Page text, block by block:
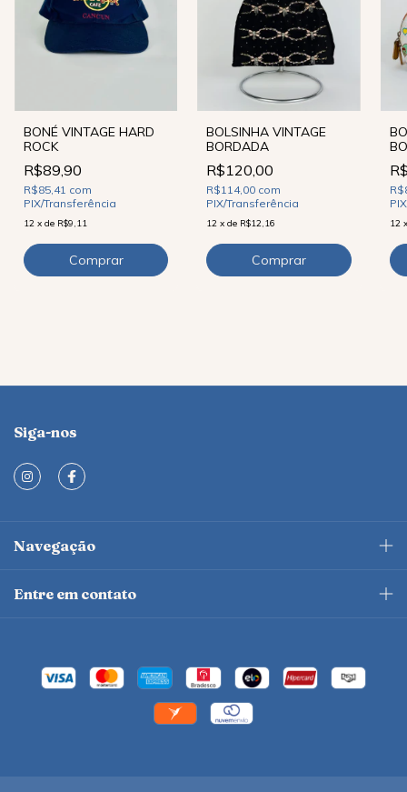
BONÉ VINTAGE HARD
ROCK
R$89,90
R$85,41 com
PIX/Transferência
12 x de R$9,11
BOLSINHA VINTAGE
BORDADA
R$120,00
R$114,00 com
PIX/Transferência
12 xde R$12,16 12
Siga-nos
Navegação
Entre em contato